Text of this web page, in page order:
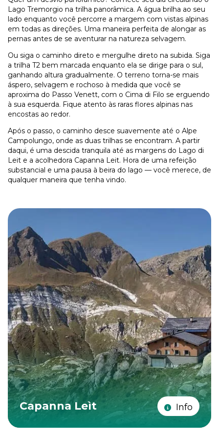
Lago Tremorgio na trilha panorâmica. A água brilha ao seu
lado enquanto você percorre a margem com vistas alpinas
em todas as direções. Uma maneira perfeita de alongar as
pernas antes de se aventurar na natureza selvagem.
Ou siga o caminho direto e mergulhe direto na subida. Siga
a trilha T2 bem marcada enquanto ela se dirige para o sul,
ganhando altura gradualmente. O terreno torna-se mais
áspero, selvagem e rochoso à medida que você se
aproxima do Passo Venett, com o Cima di Filo se erguendo
à sua esquerda. Fique atento às raras flores alpinas nas
encostas ao redor.
Após o passo, o caminho desce suavemente até o Alpe
Campolungo, onde as duas trilhas se encontram. A partir
daqui, é uma descida tranquila até as margens do Lago di
Leit e a acolhedora Capanna Leit. Hora de uma refeição
substancial e uma pausa à beira do lago — você merece, de
qualquer maneira que tenha vindo.
Capanna Leìt Info